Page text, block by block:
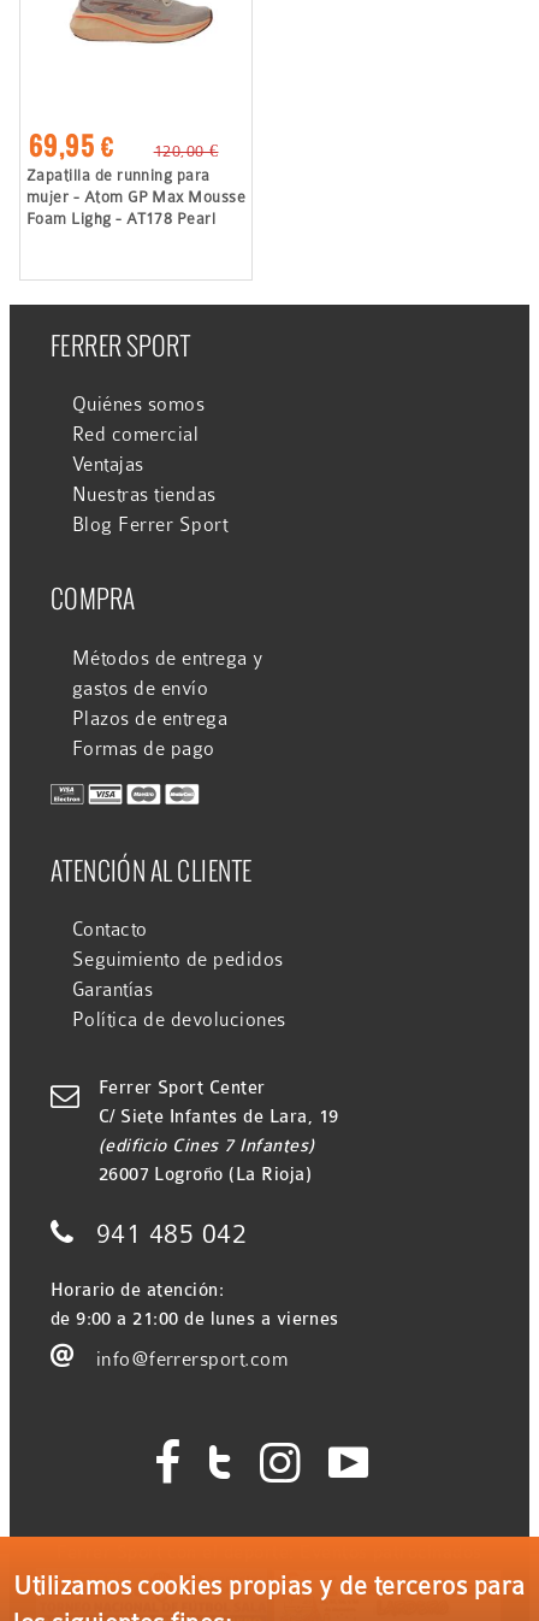
69,95 €
120,00 €
Zapatilla de running para
mujer - Atom GP Max Mousse
Foam Lighg - AT178 Pearl
FERRER SPORT
Quiénes somos
Red comercial
Ventajas
Nuestras tiendas
Blog Ferrer Sport
COMPRA
Métodos de entrega y
gastos de envío
Plazos de entrega
Formas de pago
ATENCIÓN AL CLIENTE
Contacto
Seguimiento de pedidos
Garantías
Política de devoluciones

Ferrer Sport Center
C/ Siete Infantes de Lara, 19
(edificio Cines 7 Infantes)
26007 Logroño (La Rioja)
 941 485 042
Horario de atención:
de 9:00 a 21:00 de lunes a viernes
 info@ferrersport.com
   
Utilizamos cookies propias y de terceros para